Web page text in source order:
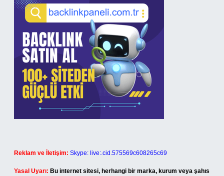
Reklam ve İletişim: Skype: live:.cid.575569c608265c69
Yasal Uyarı: Bu internet sitesi, herhangi bir marka, kurum veya şahıs